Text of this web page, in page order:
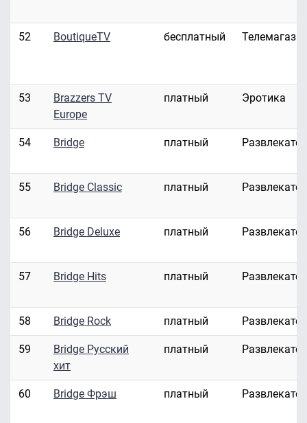
52 BoutiqueTV бесплатный
53
Brazzers TV
Europe
платный Эротика
54 Bridge платный
55 Bridge Classic платный
56 Bridge Deluxe платный
57 Bridge Hits платный
58 Bridge Rock платный
59
Bridge Русский
хит
платный
60 Bridge Фрэш платный